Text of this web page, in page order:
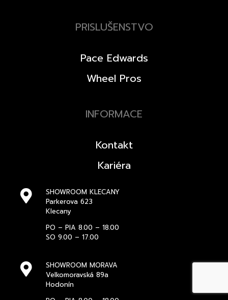
PRISLUŠENSTVO
Pace Edwards
Wheel Pros
INFORMACE
Kontakt
Kariéra
SHOWROOM KLECANY
Parkerova 623
Klecany
PO – PIA 8.00 – 18.00
SO 9.00 – 17.00
SHOWROOM MORAVA
Velkomoravská 89a
Hodonín